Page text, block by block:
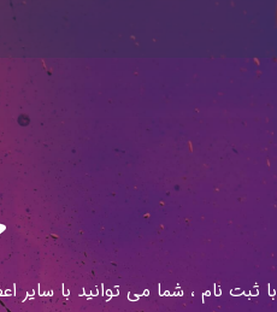
با ثبت نام ، شما می توانید با